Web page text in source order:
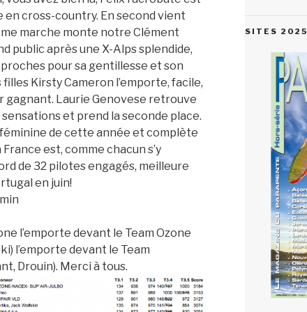
cross-country. En second vient
marche monte notre Clément
public après une X-Alps splendide,
pour sa gentillesse et son
Kirsty Cameron l’emporte, facile,
gagnant. Laurie Genovese retrouve
et prend la seconde place.
de cette année et complète
est, comme chacun s’y
de 32 pilotes engagés, meilleure
en juin!
l’emporte devant le Team Ozone
l’emporte devant le Team
Drouin). Merci à tous.
SITES 2025